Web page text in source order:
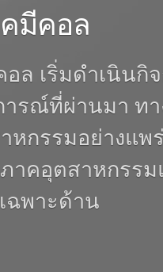
คมีคอล
อล เริ่มดำเนิน
ารณ์ที่ผ่านมา ทา
หกรรมอย่างแพ
าคอุตสาหกรร
ฉพาะด้าน